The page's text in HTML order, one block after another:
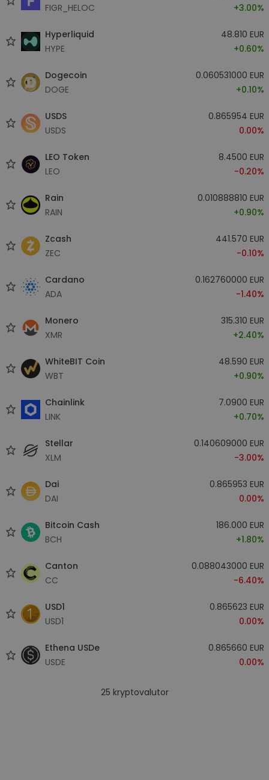
FIGR_HELOC
+3.00%
Hyperliquid
HYPE
48.810 EUR
+0.60%
Dogecoin
DOGE
0.060531000 EUR
+0.10%
USDS
USDS
0.865954 EUR
0.00%
LEO Token
LEO
8.4500 EUR
-0.20%
Rain
RAIN
0.010888810 EUR
+0.90%
Zcash
ZEC
441.570 EUR
-0.10%
Cardano
ADA
0.162760000 EUR
-1.40%
Monero
XMR
315.310 EUR
+2.40%
WhiteBIT Coin
WBT
48.590 EUR
+0.90%
Chainlink
LINK
7.0900 EUR
+0.70%
Stellar
XLM
0.140609000 EUR
-3.00%
Dai
DAI
0.865953 EUR
0.00%
Bitcoin Cash
BCH
186.000 EUR
+1.80%
Canton
CC
0.088043000 EUR
-6.40%
USD1
USD1
0.865623 EUR
0.00%
Ethena USDe
USDE
0.865660 EUR
0.00%
25 kryptovalutor